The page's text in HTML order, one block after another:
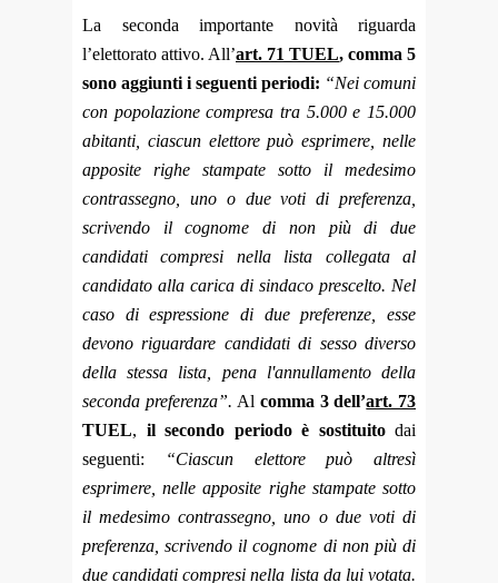
La seconda importante novità riguarda
l’elettorato attivo. All’art. 71 TUEL, comma 5
sono aggiunti i seguenti periodi: “Nei comuni
con popolazione compresa tra 5.000 e 15.000
abitanti, ciascun elettore può esprimere, nelle
apposite righe stampate sotto il medesimo
contrassegno, uno o due voti di preferenza,
scrivendo il cognome di non più di due
candidati compresi nella lista collegata al
candidato alla carica di sindaco prescelto. Nel
caso di espressione di due preferenze, esse
devono riguardare candidati di sesso diverso
della stessa lista, pena l'annullamento della
seconda preferenza”. Alcomma 3 dell’art. 73
TUEL, il secondo periodo è sostituito dai
seguenti:
“Ciascun elettore può altresì
esprimere, nelle apposite righe stampate sotto
il medesimo contrassegno, uno o due voti di
preferenza, scrivendo il cognome di non più di
due candidati compresi nella lista da lui votata.